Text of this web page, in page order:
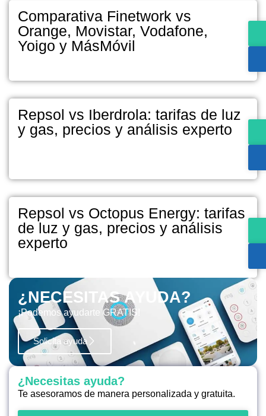
Comparativa Finetwork vs
Orange, Movistar, Vodafone,
Yoigo y MásMóvil
Repsol vs Iberdrola: tarifas de luz
y gas, precios y análisis experto
Repsol vs Octopus Energy: tarifas
de luz y gas, precios y análisis
experto
¿NECESITAS AYUDA?
¡Podemos ayudarte GRATIS!
Solicita ayuda
¿Necesitas ayuda?
Te asesoramos de manera personalizada y gratuita.